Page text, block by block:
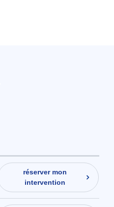
réserver mon
intervention